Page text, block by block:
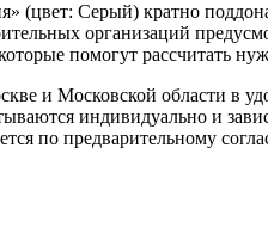
(цвет: Серый) кратно
организаций
помогут рассчитать
и Московской области в
индивидуально и
по предварительному